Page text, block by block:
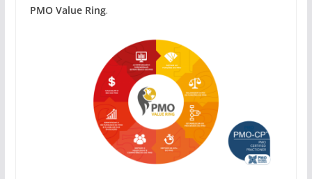
PMO Value Ring.